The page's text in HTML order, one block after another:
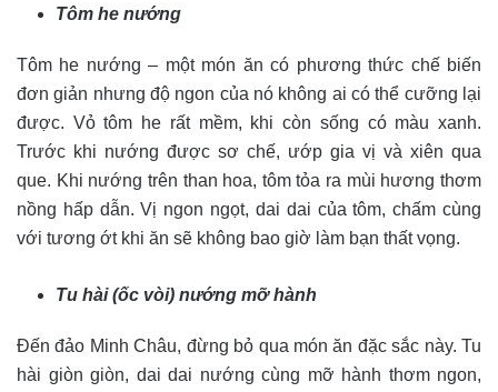
Tôm he nướng
Tôm he nướng – một món ăn có phương thức chế biến
đơn giản nhưng độ ngon của nó không ai có thể cưỡng lại
được. Vỏ tôm he rất mềm, khi còn sống có màu xanh.
Trước khi nướng được sơ chế, ướp gia vị và xiên qua
que. Khi nướng trên than hoa, tôm tỏa ra mùi hương thơm
nồng hấp dẫn. Vị ngon ngọt, dai dai của tôm, chấm cùng
với tương ớt khi ăn sẽ không bao giờ làm bạn thất vọng.
Tu hài (ốc vòi) nướng mỡ hành
Đến đảo Minh Châu, đừng bỏ qua món ăn đặc sắc này. Tu
hài giòn giòn, dai dai nướng cùng mỡ hành thơm ngon,